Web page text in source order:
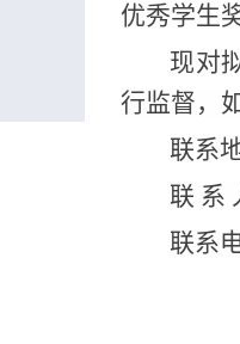
优秀学生
现对
行监督，
联系
联 系
联系